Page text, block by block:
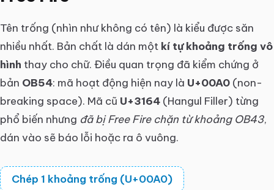
Tên trống (nhìn như không có tên) là kiểu được săn
nhiều nhất. Bản chất là dán một kí tự khoảng trống vô
hình thay cho chữ. Điều quan trọng đã kiểm chứng ở
bản OB54: mã hoạt động hiện nay là U+00A0 (non-
breaking space). Mã cũ U+3164 (Hangul Filler) từng
phổ biến nhưng đã bị Free Fire chặn từ khoảng OB43,
dán vào sẽ báo lỗi hoặc ra ô vuông.
Chép 1 khoảng trống (U+00A0)